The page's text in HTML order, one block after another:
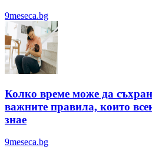
9meseca.bg
Колко време може да
важните правила, които
знае
9meseca.bg